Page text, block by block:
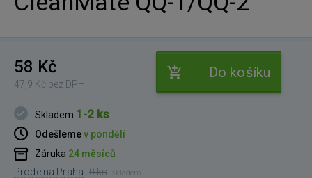
58 Kč
47,9 Kč bez DPH
Do košíku
Skladem 1-2 ks
Odešlemev pondělí
Záruka 24 měsíců
Prodejna Praha 0 ks skladem